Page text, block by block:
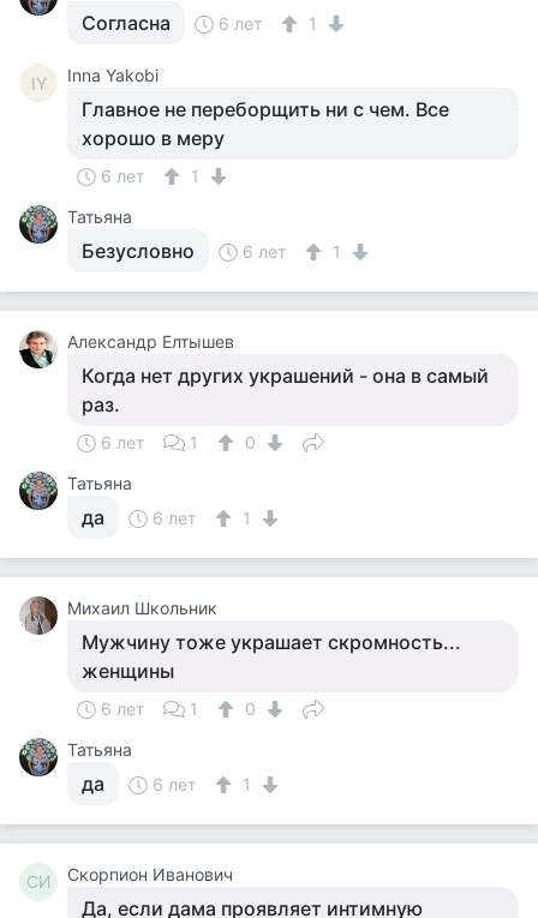
Согласна 6 лет 1
IY Inna Yakobi
Главное не переборщить ни с чем. Все
хорошо в меру
6 лет
1
Татьяна
Безусловно 6 лет 1
Александр Елтышев
Когда нет других украшений - она в самый
раз.
6 лет 1
0
Татьяна
да 6 лет 1
Михаил Школьник
Мужчину тоже украшает скромность...
женщины
6 лет 1
0
Татьяна
да 6 лет 1
СИ Скорпион Иванович
Да, если дама проявляет интимную